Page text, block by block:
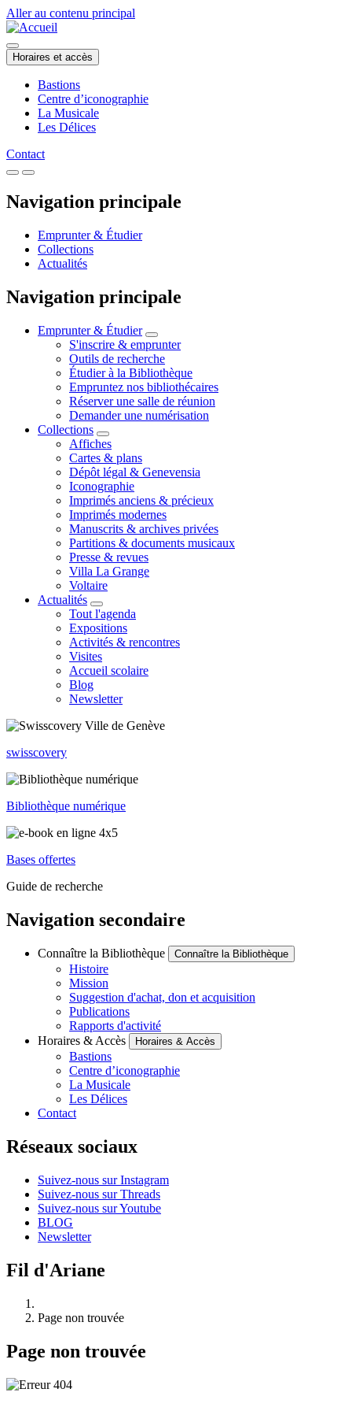
Aller au contenu principal
Horaires et accès
Bastions
Centre d’iconographie
La Musicale
Les Délices
Contact
Navigation principale
Emprunter & Étudier
Collections
Actualités
Navigation principale
Emprunter & Étudier
S'inscrire & emprunter
Outils de recherche
Étudier à la Bibliothèque
Empruntez nos bibliothécaires
Réserver une salle de réunion
Demander une numérisation
Collections
Affiches
Cartes & plans
Dépôt légal & Genevensia
Iconographie
Imprimés anciens & précieux
Imprimés modernes
Manuscrits & archives privées
Partitions & documents musicaux
Presse & revues
Villa La Grange
Voltaire
Actualités
Tout l'agenda
Expositions
Activités & rencontres
Visites
Accueil scolaire
Blog
Newsletter
swisscovery
Bibliothèque numérique
Bases offertes
Guide de recherche
Navigation secondaire
Connaître la Bibliothèque Connaître la Bibliothèque
Histoire
Mission
Suggestion d'achat, don et acquisition
Publications
Rapports d'activité
Horaires & Accès
Horaires & Accès
Bastions
Centre d’iconographie
La Musicale
Les Délices
Contact
Réseaux sociaux
Suivez-nous sur Instagram
Suivez-nous sur Threads
Suivez-nous sur Youtube
BLOG
Newsletter
Fil d'Ariane
Page non trouvée
Page non trouvée